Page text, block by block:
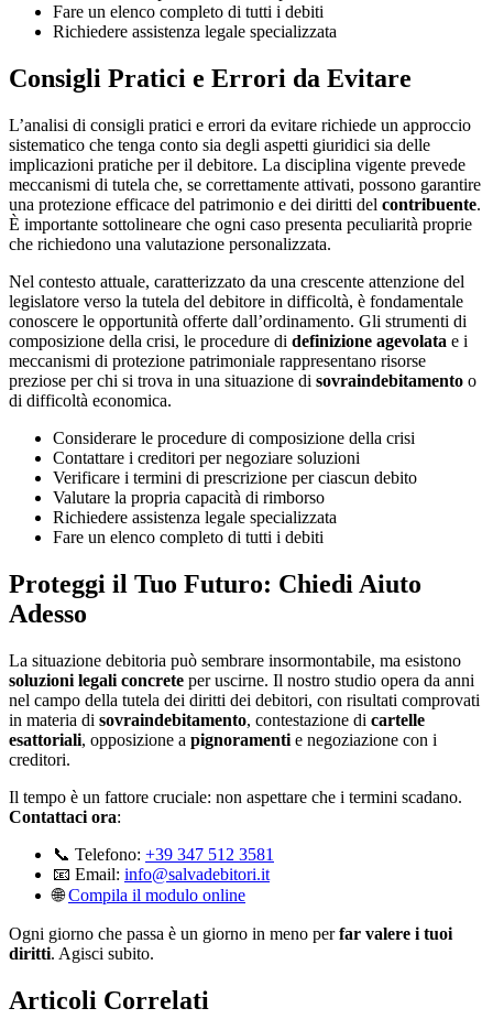
Fare un elenco completo di tutti i debiti
Richiedere assistenza legale specializzata
Consigli Pratici e Errori da Evitare
L’analisi di consigli pratici e errori da evitare richiede un approccio
sistematico che tenga conto sia degli aspetti giuridici sia delle
implicazioni pratiche per il debitore. La disciplina vigente prevede
meccanismi di tutela che, se correttamente attivati, possono garantire
una protezione efficace del patrimonio e dei diritti del contribuente.
È importante sottolineare che ogni caso presenta peculiarità proprie
che richiedono una valutazione personalizzata.
Nel contesto attuale, caratterizzato da una crescente attenzione del
legislatore verso la tutela del debitore in difficoltà, è fondamentale
conoscere le opportunità offerte dall’ordinamento. Gli strumenti di
composizione della crisi, le procedure di definizione agevolata e i
meccanismi di protezione patrimoniale rappresentano risorse
preziose per chi si trova in una situazione di sovraindebitamento o
di difficoltà economica.
Considerare le procedure di composizione della crisi
Contattare i creditori per negoziare soluzioni
Verificare i termini di prescrizione per ciascun debito
Valutare la propria capacità di rimborso
Richiedere assistenza legale specializzata
Fare un elenco completo di tutti i debiti
Proteggi il Tuo Futuro: Chiedi Aiuto
Adesso
La situazione debitoria può sembrare insormontabile, ma esistono
soluzioni legali concrete per uscirne. Il nostro studio opera da anni
nel campo della tutela dei diritti dei debitori, con risultati comprovati
in materia di sovraindebitamento, contestazione di cartelle
esattoriali, opposizione a pignoramenti e negoziazione con i
creditori.
Il tempo è un fattore cruciale: non aspettare che i termini scadano.
Contattaci ora:
📞 Telefono: +39 347 512 3581
📧 Email: info@salvadebitori.it
🌐Compila il modulo online
Ogni giorno che passa è un giorno in meno perfar valere i tuoi
diritti. Agisci subito.
Articoli Correlati